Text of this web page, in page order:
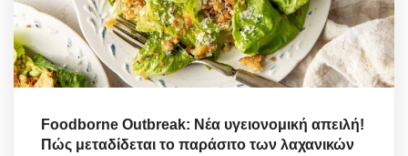
Foodborne Outbreak: Νέα υγειονομική απειλή!
Πώς μεταδίδεται το παράσιτο των λαχανικών